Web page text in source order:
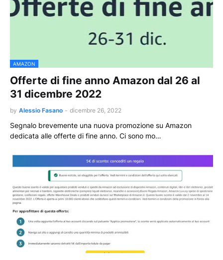
AMAZON
Offerte di fine anno Amazon dal 26 al
31 dicembre 2022
by Alessio Fasano - dicembre 26, 2022
Segnalo brevemente una nuova promozione su Amazon
dedicata alle offerte di fine anno. Ci sono mo…